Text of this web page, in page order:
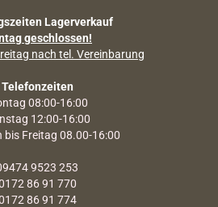
Lagerverkauf
geschlossen!
nach tel. Vereinbarung
Telefonzeiten
08:00-16:00
12:00-16:00
bis Freitag 08.00-16:00
9523 253
86 91 770
86 91 774